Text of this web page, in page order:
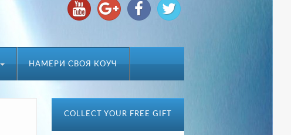
НАМЕРИ СВОЯ КОУЧ
COLLECT YOUR FREE GIFT